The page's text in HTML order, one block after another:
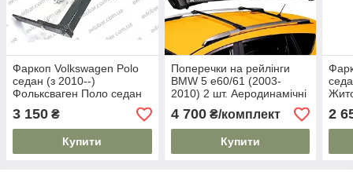
Фаркоп Volkswagen Polo
седан (з 2010--)
Фольксваген Поло седан
3 150 ₴
Купити
Поперечки на рейлінги
BMW 5 e60/61 (2003-
2010) 2 шт. Аеродинамічні
(Aguri) Чорні
4 700₴/комплект
Купити
2